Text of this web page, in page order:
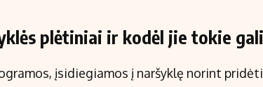
plėtiniai ir kodėl jie tokie
įsidiegiamos į naršyklę norint